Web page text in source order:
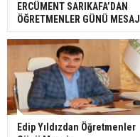
ERCÜMENT SARIKAFA’DAN
ÖĞRETMENLER GÜNÜ MESAJI
Edip Yıldızdan Öğretmenler